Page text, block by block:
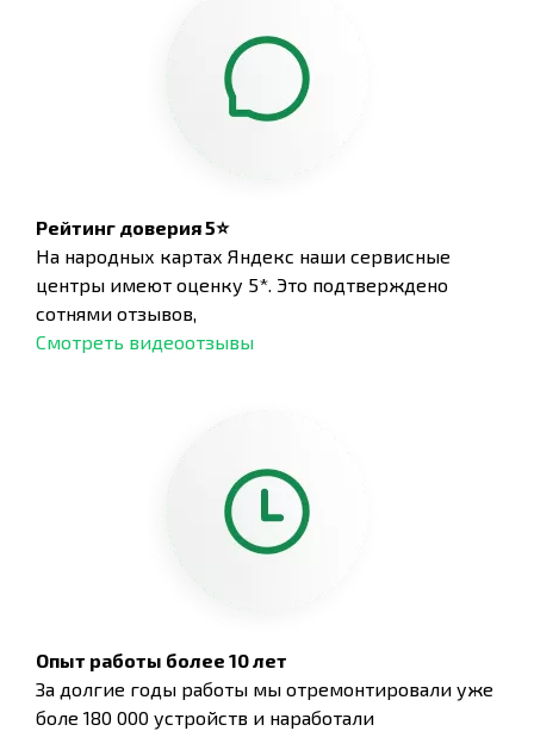
Рейтинг доверия 5⭐
На народных картах Яндекс наши сервисные
центры имеют оценку 5*. Это подтверждено
сотнями отзывов,
Смотреть видеоотзывы
Опыт работы более 10 лет
За долгие годы работы мы отремонтировали уже
боле 180 000 устройств и наработали